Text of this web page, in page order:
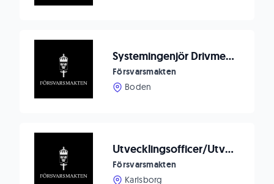
Systemingenjör Drivmedelsmateriel till Försvarsmaktens logistik
Försvarsmakten
Boden
Utvecklingsofficer/Utvecklingsingenjör till Markverkstadsenheten
Försvarsmakten
Karlsborg